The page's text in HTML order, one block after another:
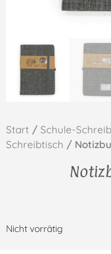
Start / Schule-
Schreibtisch /
Nicht vorrätig